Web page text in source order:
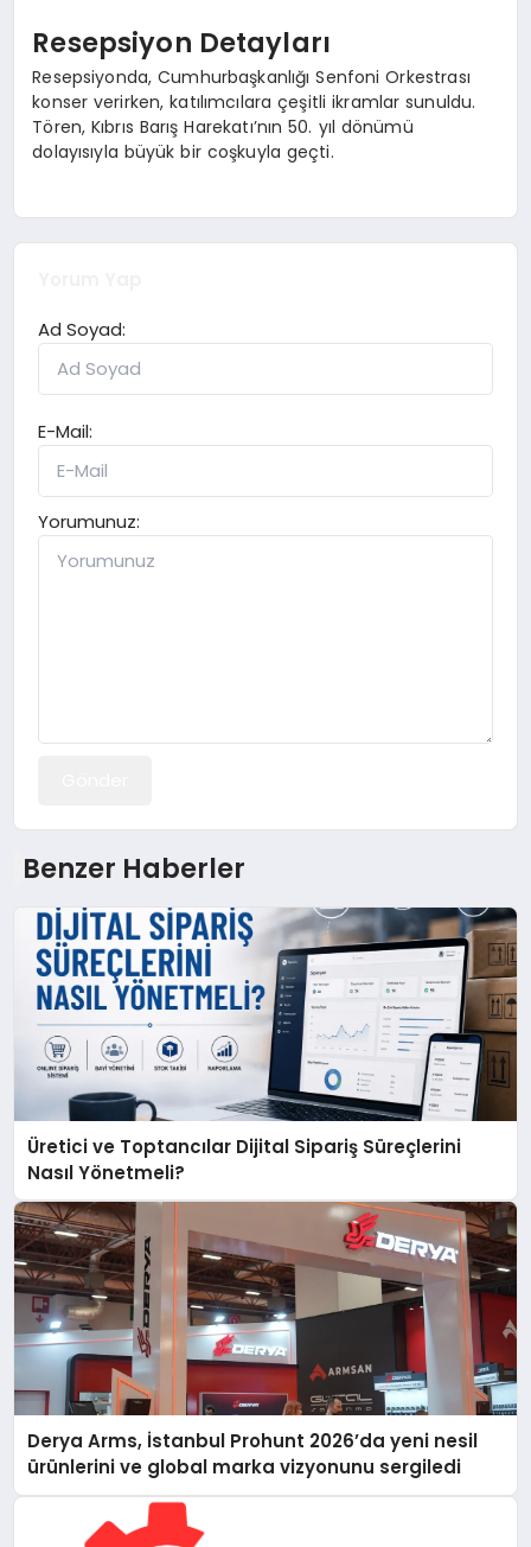
Resepsiyon Detayları
Resepsiyonda, Cumhurbaşkanlığı Senfoni Orkestrası
konser verirken, katılımcılara çeşitli ikramlar sunuldu.
Tören, Kıbrıs Barış Harekatı’nın 50. yıl dönümü
dolayısıyla büyük bir coşkuyla geçti.
Ad Soyad:
E-Mail:
Yorumunuz:
Benzer Haberler
Üretici ve Toptancılar Dijital Sipariş Süreçlerini
Nasıl Yönetmeli?
Derya Arms, İstanbul Prohunt 2026’da yeni nesil
ürünlerini ve global marka vizyonunu sergiledi